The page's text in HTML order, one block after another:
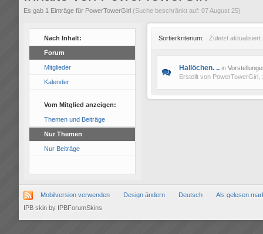
Es gab 1 Einträge für PowerTowerGirl (Suche beschränkt auf: 07 August 25)
Nach Inhalt:
Forum
Mitglieder
Kalender
Vom Mitglied anzeigen:
Themen und Beiträge
Nur Themen
Nur Beiträge
Sortierkriterium: Zuletzt aktualisiert
Hallöchen. .. in
Erstellt von PowerTowerGirl
Mobilversion verwenden Design ändern Deutsch
Als gelesen
IPB skin by IPBForumSkins